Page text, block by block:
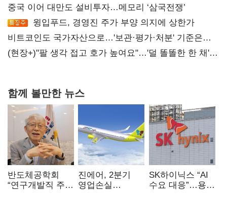
중국 이어 대만도 설비투자…메모리 ‘삼국전쟁’
윙입푸드, 경영진 주가 부양 의지에 상한가
비트코인도 국가자산으로…'보관·평가·처분' 기준은
숙제
(현장+)"팔 생각 접고 호가 높여요"…'덜 똘똘한 한 채'
함께 볼만한 뉴스
반도체공학회
“연구개발직 주
진에어, 2분기
영업손실
SK하이닉스 “AI
수요 대응”…용인